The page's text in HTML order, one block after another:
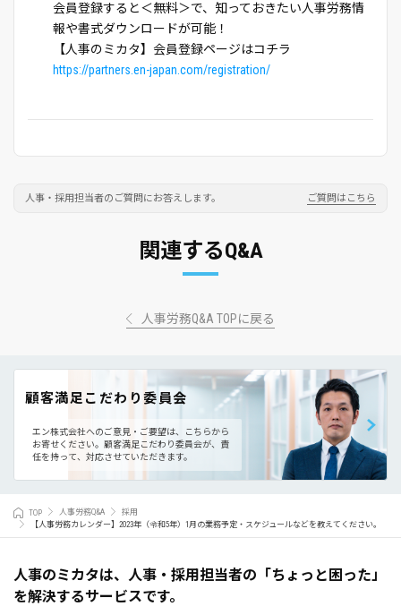
会員登録すると＜無料＞で、知っておきたい人事労務情
報や書式ダウンロードが可能！
【人事のミカタ】会員登録ページはコチラ
https://partners.en-japan.com/registration/
人事・採用担当者のご質問にお答えします。 ご質問はこちら
関連するQ&A
人事労務Q&A TOPに戻る
顧客満足こだわり委員会
エン株式会社へのご意見・ご要望は、こちらから
お寄せください。 顧客満足こだわり委員会が、責
任を持って、対応させていただきます。
TOP 人事労務Q&A
採用
【人事労務カレンダー】2023年（令和5年）1月の業務予定・スケジュールなどを教えてください。
人事のミカタは、人事・採用担当者の「ちょっと困った」
を解決するサービスです。